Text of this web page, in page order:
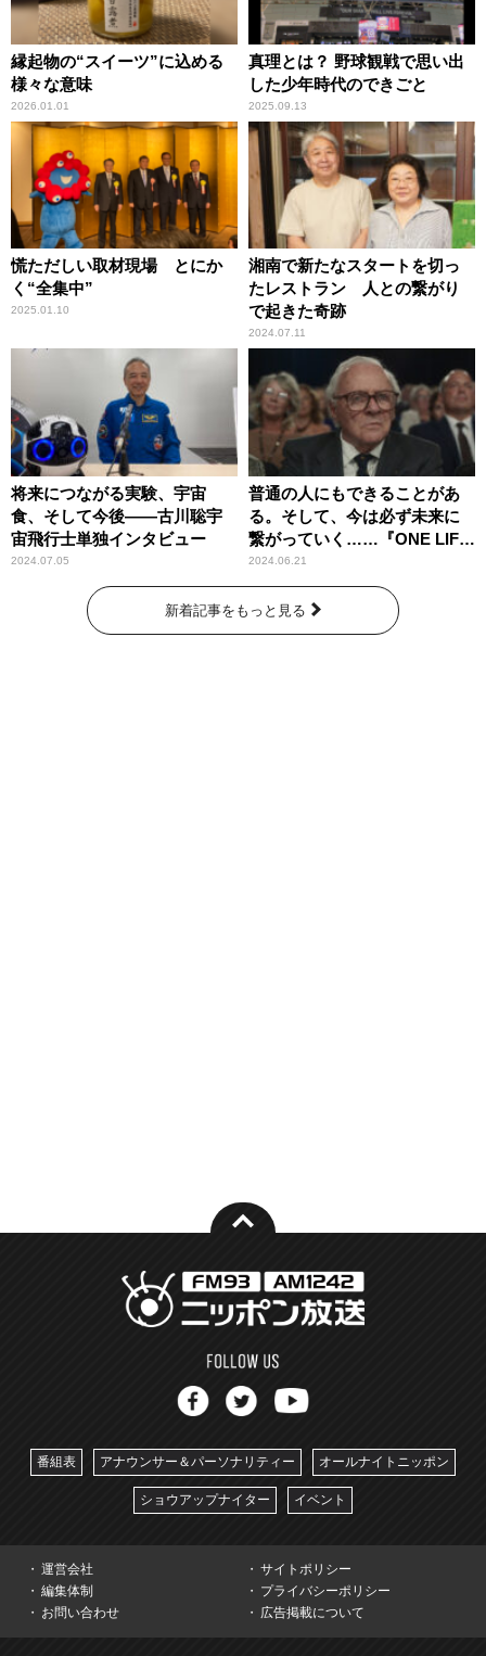
縁起物の“スイーツ”に込める
様々な意味
2026.01.01
真理とは？ 野球観戦で思い出
した少年時代のできごと
2025.09.13
慌ただしい取材現場 とにか
く“全集中”
2025.01.10
湘南で新たなスタートを切っ
たレストラン 人との繋がり
で起きた奇跡
2024.07.11
将来につながる実験、宇宙
食、そして今後――古川聡宇
宙飛行士単独インタビュー
2024.07.05
普通の人にもできることがあ
る。そして、今は必ず未来に
繋がっていく……『ONE LIFE
奇跡が繋いだ6000の命』
2024.06.21
新着記事をもっと見る
番組表 アナウンサー＆パーソナリティー オールナイトニッポン
ショウアップナイター イベント
運営会社
サイトポリシー
編集体制
プライバシーポリシー
お問い合わせ
広告掲載について